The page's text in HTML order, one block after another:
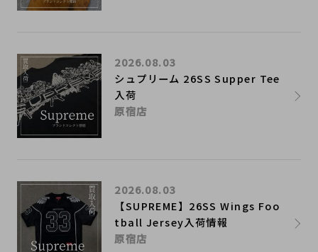
シュプリーム 26SS Supper Tee
入荷
2026.08.03
原宿店
【SUPREME】26SS Wings Foo
tball Jersey入荷情報
2026.08.03
原宿店